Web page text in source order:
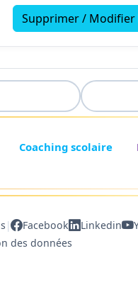
Supprimer / Modifier
Coaching scolaire
| Facebook Linkedin
des données